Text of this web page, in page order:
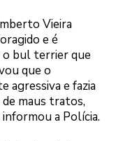
Vieira
e é
bul terrier que
que o
agressiva e fazia
maus tratos,
informou a Polícia.